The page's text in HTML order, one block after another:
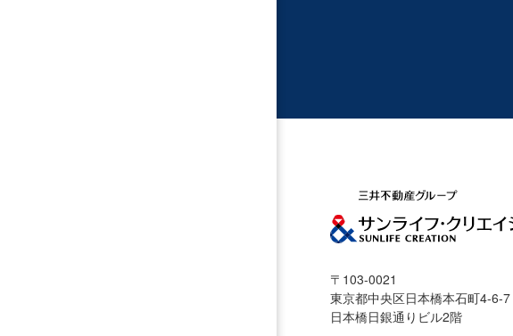
〒103-0021
東京都中央区日本橋本石町4-6-7
日本橋日銀通りビル2階